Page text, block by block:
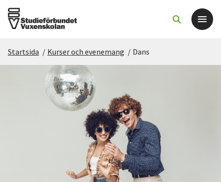
Det här gör vi
För dig som
Sök kurser och evenemang
Starta studiecirkel
Startsida / Kurser och evenemang / Dans